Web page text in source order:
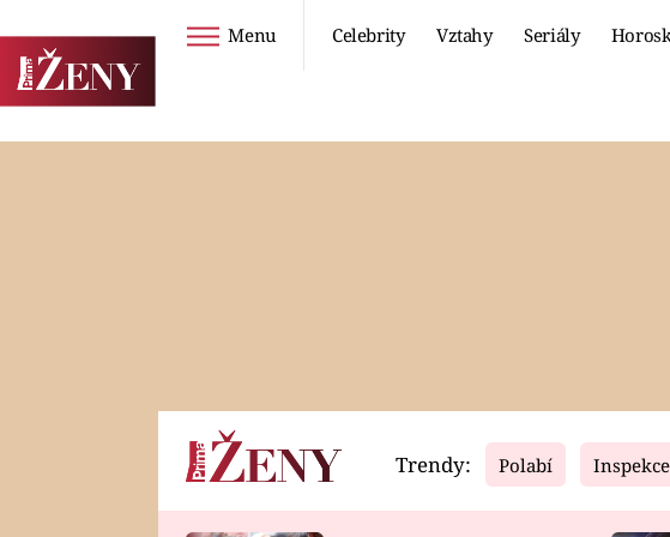
Menu Celebrity Vztahy Seriály
Horoskopy Video
Trendy: Polabí Inspekce